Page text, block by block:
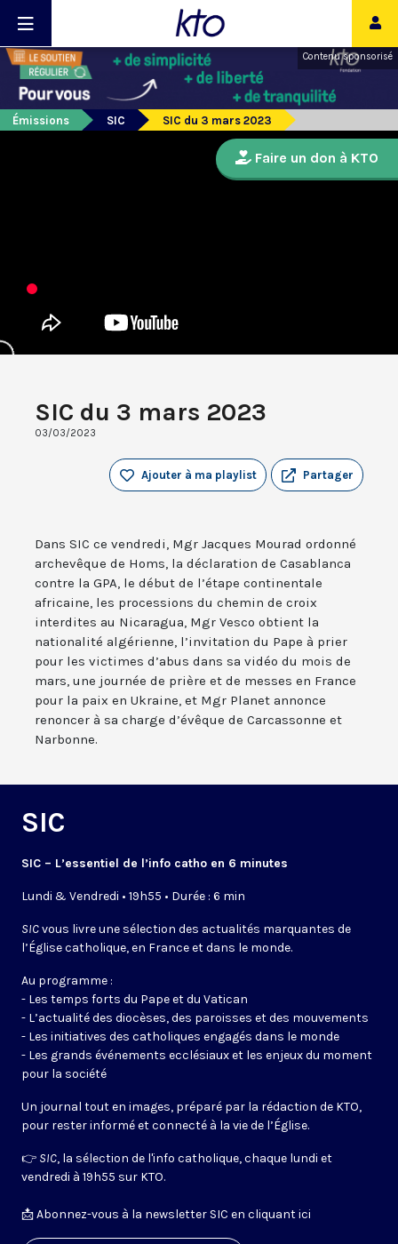
Contenu sponsorisé
Émissions SIC SIC du 3 mars 2023
SIC du 3 mars 2023
03/03/2023
Partager
Ajouter à ma playlist
Dans SIC ce vendredi, Mgr Jacques Mourad ordonné
archevêque de Homs, la déclaration de Casablanca
contre la GPA, le début de l’étape continentale
africaine, les processions du chemin de croix
interdites au Nicaragua, Mgr Vesco obtient la
nationalité algérienne, l’invitation du Pape à prier
pour les victimes d’abus dans sa vidéo du mois de
mars, une journée de prière et de messes en France
pour la paix en Ukraine, et Mgr Planet annonce
renoncer à sa charge d’évêque de Carcassonne et
Narbonne.
SIC
SIC – L’essentiel de l’info catho en 6 minutes
Lundi & Vendredi • 19h55 • Durée : 6 min
SICvous livre une sélection des actualités marquantes de
l’Église catholique, en France et dans le monde.
Au programme :
- Les temps forts du Pape et du Vatican
- L’actualité des diocèses, des paroisses et des mouvements
- Les initiatives des catholiques engagés dans le monde
- Les grands événements ecclésiaux et les enjeux du moment
pour la société
Un journal tout en images, préparé par la rédaction de KTO,
pour rester informé et connecté à la vie de l’Église.
👉 SIC, la sélection de l'info catholique, chaque lundi et
vendredi à 19h55 sur KTO.
📩Abonnez-vous à la newsletter SIC en cliquant ici
Faire un don à KTO